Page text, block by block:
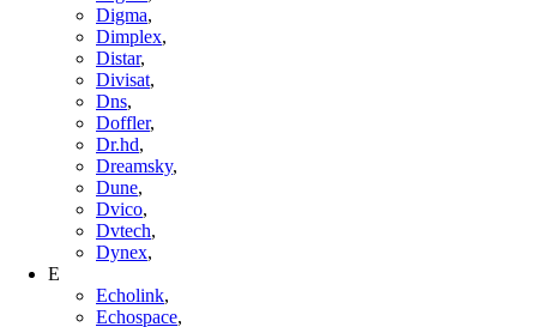
Digma,
Dimplex,
Distar,
Divisat,
Dns,
Doffler,
Dr.hd,
Dreamsky,
Dune,
Dvico,
Dvtech,
Dynex,
E
Echolink,
Echospace,